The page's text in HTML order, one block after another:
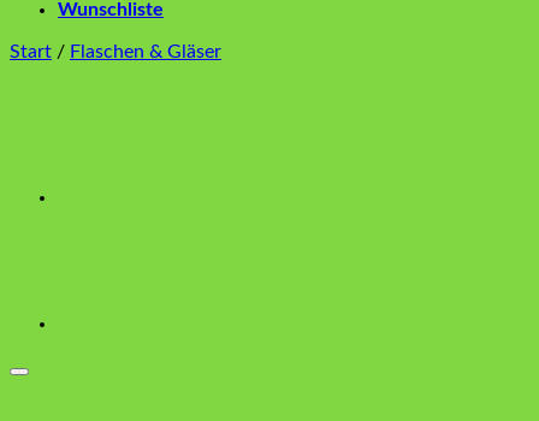
Wunschliste
Start / Flaschen & Gläser